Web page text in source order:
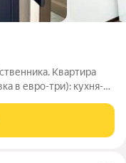
Квартира
в евро-три): кухня-
придомовой